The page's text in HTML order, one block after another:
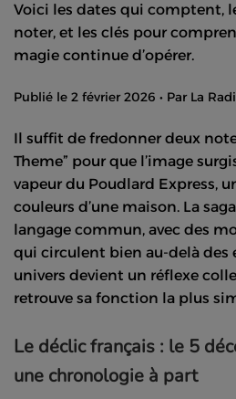
Voici les dates qui comptent,
noter, et les clés pour
magie continue d’opérer.
Publié le 2 février 2026 • Par La
Il suffit de fredonner deux
Theme” pour que l’image
vapeur du Poudlard Express,
couleurs d’une maison. La
langage commun, avec des
qui circulent bien au-delà des
univers devient un réflexe
retrouve sa fonction la plus
Le déclic français : le 5
une chronologie à part